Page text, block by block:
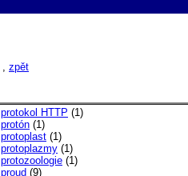
, zpět
protokol HTTP (1)
protón (1)
protoplast (1)
protoplazmy (1)
protozoologie (1)
proud (9)